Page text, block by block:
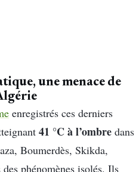
une menace de
enregistrés ces derniers
41 °C à l’ombre dans
Boumerdès, Skikda,
phénomènes isolés. Ils